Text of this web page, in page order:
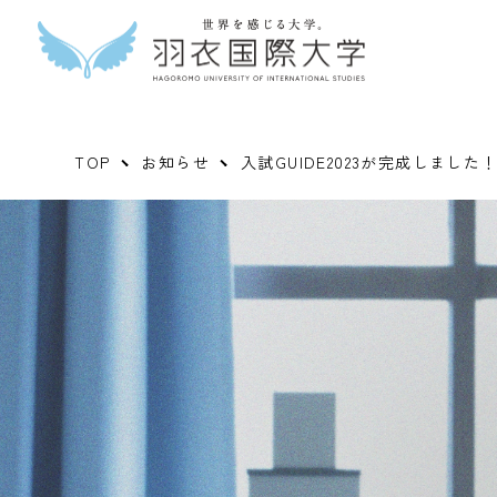
TOP お知らせ 入試GUIDE2023が完成しました！